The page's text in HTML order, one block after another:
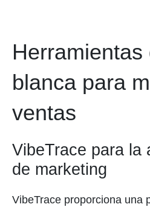
blanca para
ventas
VibeTrace para la
de marketing
VibeTrace proporciona una